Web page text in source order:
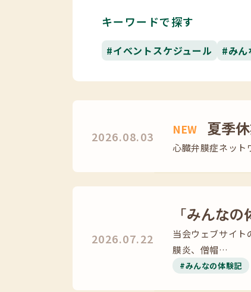
キーワードで探す
#イベントスケジュール #みん
2026.08.03 NEW 夏季
心臓弁膜症ネッ
2026.07.22
「みんな
当会ウェブサイ
膜炎、僧帽…
#みんなの体験記